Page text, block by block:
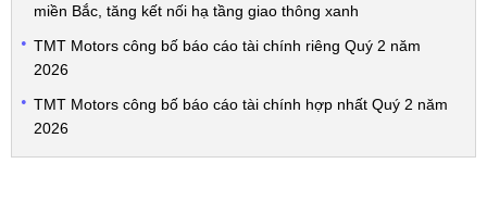
miền Bắc, tăng kết nối hạ tầng giao thông xanh
TMT Motors công bố báo cáo tài chính riêng Quý 2 năm
2026
TMT Motors công bố báo cáo tài chính hợp nhất Quý 2 năm
2026